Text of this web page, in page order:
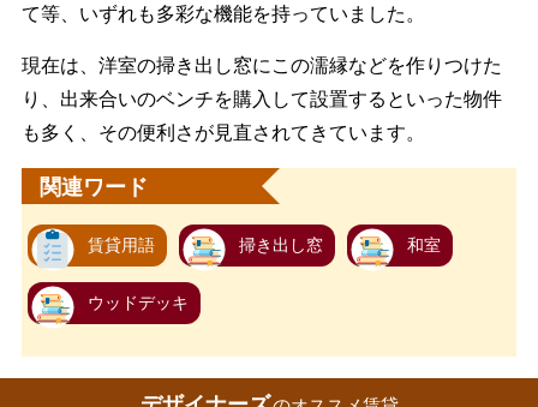
て等、いずれも多彩な機能を持っていました。
現在は、洋室の掃き出し窓にこの濡縁などを作りつけた
り、出来合いのベンチを購入して設置するといった物件
も多く、その便利さが見直されてきています。
関連ワード
賃貸用語 掃き出し窓 和室
ウッドデッキ